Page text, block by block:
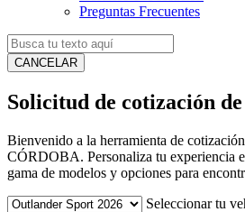
Preguntas Frecuentes
CANCELAR
Solicitud de cotización de
Bienvenido a la herramienta de
CÓRDOBA. Personaliza tu experiencia
gama de modelos y opciones para
Seleccionar tu